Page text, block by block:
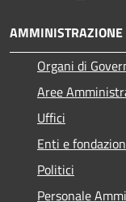
AMMINISTRAZIONE
Organi di
Aree
Uffici
Enti e
Politici
Personale